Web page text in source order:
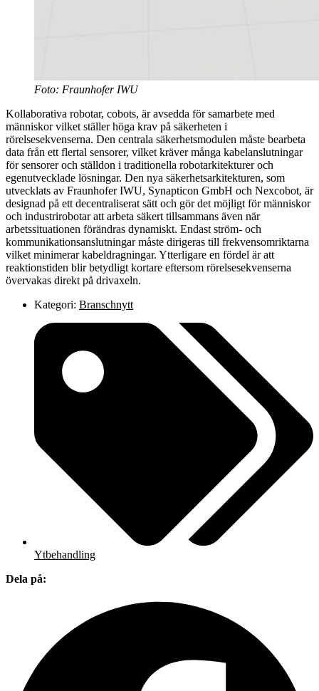
Foto: Fraunhofer IWU
Kollaborativa robotar, cobots, är avsedda för samarbete med
människor vilket ställer höga krav på säkerheten i
rörelsesekvenserna. Den centrala säkerhetsmodulen måste bearbeta
data från ett flertal sensorer, vilket kräver många kabelanslutningar
för sensorer och ställdon i traditionella robotarkitekturer och
egenutvecklade lösningar. Den nya säkerhetsarkitekturen, som
utvecklats av Fraunhofer IWU, Synapticon GmbH och Nexcobot, är
designad på ett decentraliserat sätt och gör det möjligt för människor
och industrirobotar att arbeta säkert tillsammans även när
arbetssituationen förändras dynamiskt. Endast ström- och
kommunikationsanslutningar måste dirigeras till frekvensomriktarna
vilket minimerar kabeldragningar. Ytterligare en fördel är att
reaktionstiden blir betydligt kortare eftersom rörelsesekvenserna
övervakas direkt på drivaxeln.
Kategori: Branschnytt
Ytbehandling
Dela på: